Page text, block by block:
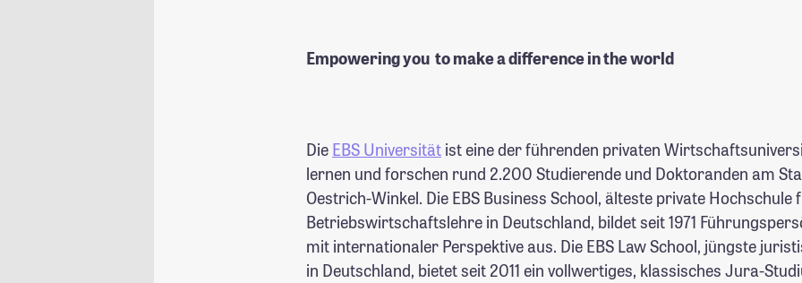
Empowering you to make a difference in the world
Die EBS Universität ist eine der führenden privaten
lernen und forschen rund 2.200 Studierende und Doktoranden am
Oestrich-Winkel. Die EBS Business School, älteste private Hochschule
Betriebswirtschaftslehre in Deutschland, bildet seit 1971
mit internationaler Perspektive aus. Die EBS Law School, jüngste
in Deutschland, bietet seit 2011 ein vollwertiges, klassisches Jura-